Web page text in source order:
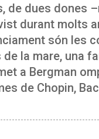
de dues dones
durant molts
són les
la mare, una
a Bergman
de Chopin,